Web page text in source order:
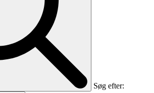
Søg efter: